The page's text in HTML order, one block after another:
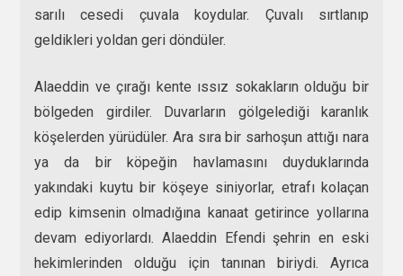
sarılı cesedi çuvala koydular. Çuvalı sırtlanıp
geldikleri yoldan geri döndüler.
Alaeddin ve çırağı kente ıssız sokakların olduğu bir
bölgeden girdiler. Duvarların gölgelediği karanlık
köşelerden yürüdüler. Ara sıra bir sarhoşun attığı nara
ya da bir köpeğin havlamasını duyduklarında
yakındaki kuytu bir köşeye siniyorlar, etrafı kolaçan
edip kimsenin olmadığına kanaat getirince yollarına
devam ediyorlardı. Alaeddin Efendi şehrin en eski
hekimlerinden olduğu için tanınan biriydi. Ayrıca